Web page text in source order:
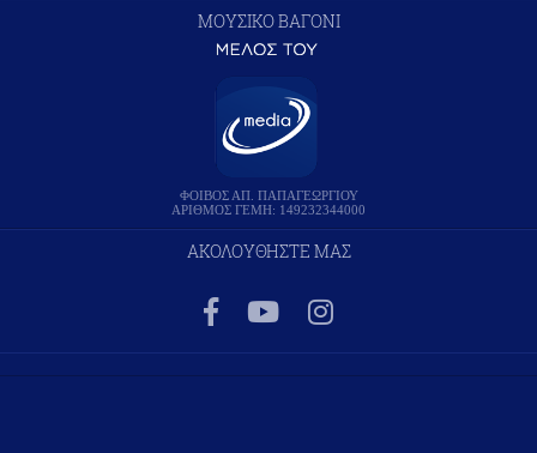
ΜΟΥΣΙΚΟ ΒΑΓΟΝΙ
ΦΟΙΒΟΣ ΑΠ. ΠΑΠΑΓΕΩΡΓΙΟΥ
ΑΡΙΘΜΟΣ ΓΕΜΗ: 149232344000
ΑΚΟΛΟΥΘΗΣΤΕ ΜΑΣ